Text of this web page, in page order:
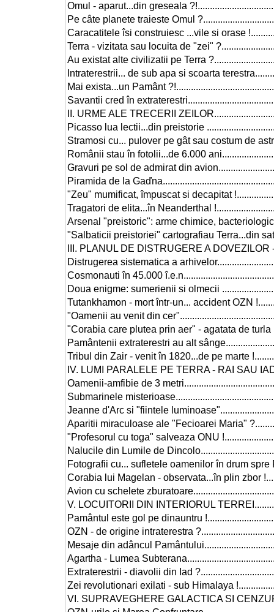
Omul - aparut...din greseala
Pe câte planete traieste Omul
Caracatitele îsi construiesc ...vile si orase
Terra - vizitata sau locuita de "zei"
Au existat alte civilizatii pe Terra
Intraterestrii... de sub apa si scoarta
Mai exista...un Pamânt
Savantii cred în
II. URME ALE TRECERII
Picasso lua lectii...din preistorie
Stramosi cu... pulover pe gât sau costum de
Românii stau în fotolii...de 6.000
Gravuri pe sol de admirat din
Piramida de la
"Zeu" mumificat, împuscat si decapitat
Tragatori de elita...în Neanderthal
Arsenal "preistoric": arme chimice,
"Salbaticii preistoriei" cartografiau Terra...din
III. PLANUL DE DISTRUGERE A
Distrugerea sistematica a
Cosmonauti în 45.000
Doua enigme: sumerienii si olmecii
Tutankhamon - mort într-un... accident OZN
"Oamenii au venit din
"Corabia care plutea prin aer" - agatata de turla
Pamântenii extraterestri au alt
Tribul din Zair - venit în 1820...de pe marte
IV. LUMI PARALELE PE TERRA - RAI SAU IAD
Oamenii-amfibie de 3
Submarinele
Jeanne d'Arc si "fiintele
Aparitii miraculoase ale "Fecioarei Maria"
"Profesorul cu toga" salveaza ONU
Nalucile din Lumile de
Fotografii cu... sufletele oamenilor în drum spre
Corabia lui Magelan - observata...în plin zbor
Avion cu schelete
V. LOCUITORII DIN INTERIORUL
Pamântul este gol pe dinauntru
OZN - de origine intraterestra
Mesaje din adâncul
Agartha - Lumea
Extraterestrii - diavolii din Iad
Zei revolutionari exilati - sub Himalaya
VI. SUPRAVEGHERE GALACTICA SI